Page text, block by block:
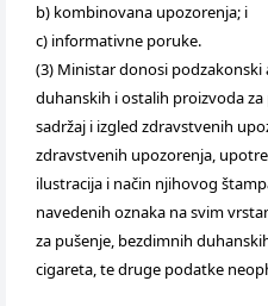
b) kombinovana upozorenja; i
c) informativne poruke.
(3) Ministar donosi
duhanskih i ostalih proizvoda
sadržaj i izgled zdravstvenih
zdravstvenih upozorenja,
ilustracija i način njihovog
navedenih oznaka na svim
za pušenje, bezdimnih
cigareta, te druge podatke